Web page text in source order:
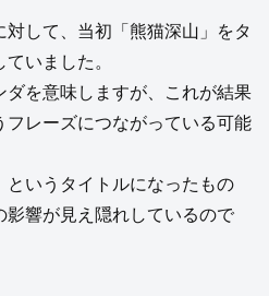
対して、当初「熊猫深山」をタ
いました。
ダを意味しますが、これが結果
フレーズにつながっている可能
いうタイトルになったもの
響が見え隠れしているので